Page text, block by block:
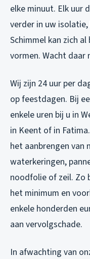
elke minuut. Elk uur
verder in uw
Schimmel kan zich
vormen. Wacht daar
Wij zijn 24 uur per
op feestdagen. Bij
enkele uren bij u in
in Keent of in
het aanbrengen
waterkeringen,
noodfolie of zeil. Zo
het minimum en
enkele honderden
aan vervolgschade.
In afwachting van